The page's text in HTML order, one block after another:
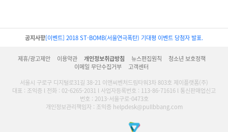
공지사항[이벤트] 2018 ST-BOMB(서울연극폭탄) 기대평 이벤트 당첨자 발표.
제휴/광고제안 이용약관 개인정보취급방침 뉴스편집원칙
청소년 보호정책
이메일 무단수집거부
고객센터
서울시 구로구 디지털로31길 38-21 이앤씨벤처드림타워3차 803호 제이플랫폼(주)
대표 : 조익증 l 전화 : 02-6265-2031 l 사업자등록번호 : 113-86-71616 l 통신판매업신고
번호 : 2013-서울구로-0473호
개인정보관리책임자 : 조익증 helpdesk@pullbbang.com